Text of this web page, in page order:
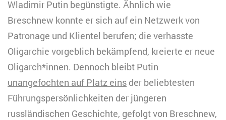
Wladimir Putin begünstigte. Ähnlich wie
Breschnew konnte er sich auf ein Netzwerk von
Patronage und Klientel berufen; die verhasste
Oligarchie vorgeblich bekämpfend, kreierte er neue
Oligarch*innen. Dennoch bleibt Putin
unangefochten auf Platz eins der beliebtesten
Führungspersönlichkeiten der jüngeren
russländischen Geschichte, gefolgt von Breschnew,